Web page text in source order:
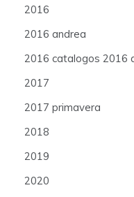
2016
2016 andrea
2016 catalogos 2016
2017
2017 primavera
2018
2019
2020